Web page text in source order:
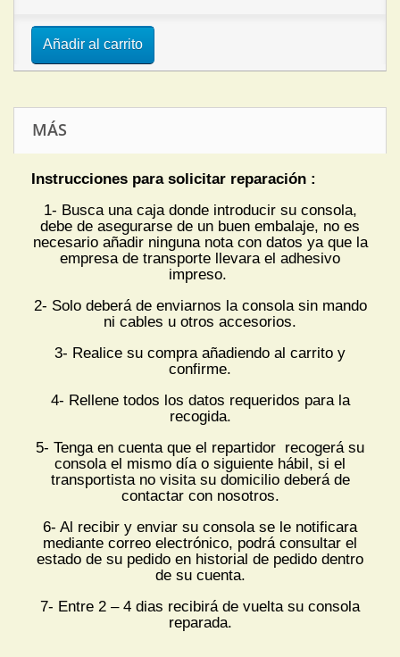
Añadir al carrito
MÁS
Instrucciones para solicitar reparación :
1- Busca una caja donde introducir su consola,
debe de asegurarse de un buen embalaje, no es
necesario añadir ninguna nota con datos ya que la
empresa de transporte llevara el adhesivo
impreso.
2- Solo deberá de enviarnos la consola sin mando
ni cables u otros accesorios.
3- Realice su compra añadiendo al carrito y
confirme.
4- Rellene todos los datos requeridos para la
recogida.
5- Tenga en cuenta que el repartidor recogerá su
consola el mismo día o siguiente hábil, si el
transportista no visita su domicilio deberá de
contactar con nosotros.
6- Al recibir y enviar su consola se le notificara
mediante correo electrónico, podrá consultar el
estado de su pedido en historial de pedido dentro
de su cuenta.
7- Entre 2 – 4 dias recibirá de vuelta su consola
reparada.